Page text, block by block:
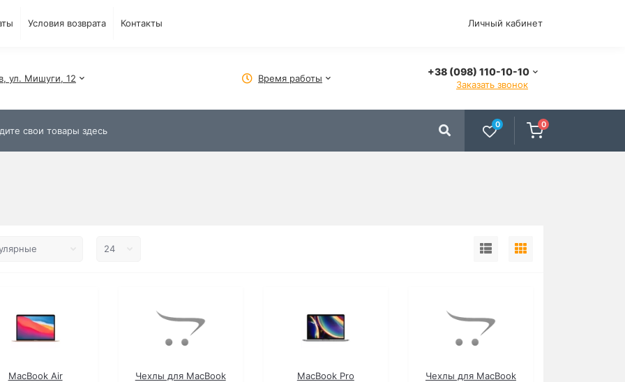
Условия возврата Контакты Личный кабинет
ул. Мишуги, 12 Время работы
+38 (098) 110-10-10
Заказать звонок
0 0
MacBook Air
Чехлы для MacBook
MacBook Pro
Чехлы для MacBook